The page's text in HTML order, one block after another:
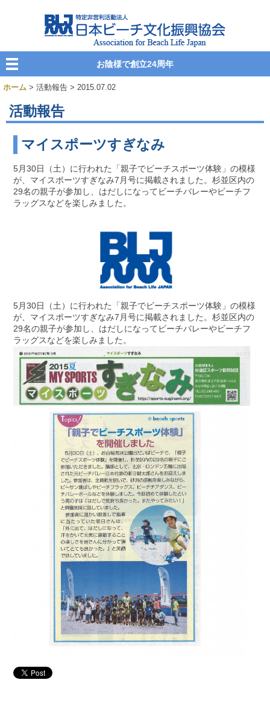
お陰様で創立24周年
ホーム > 活動報告 > 2015.07.02
活動報告
マイスポーツすぎなみ
5月30日（土）に行われた「親子でビーチスポーツ体験」の模様
が、マイスポーツすぎなみ7月号に掲載されました。杉並区内の
29名の親子が参加し、はだしになってビーチバレーやビーチフ
ラッグスなどを楽しみました。
5月30日（土）に行われた「親子でビーチスポーツ体験」の模様
が、マイスポーツすぎなみ7月号に掲載されました。杉並区内の
29名の親子が参加し、はだしになってビーチバレーやビーチフ
ラッグスなどを楽しみました。